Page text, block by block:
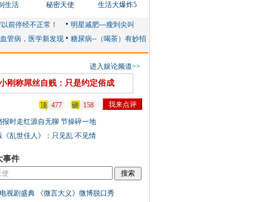
生活 秘密天使 生活大爆炸5
进入娱论频道>>
刚称屌丝自贱：只是约定俗成
顶 477 砸
158
报时走红源自无聊 节操碎一地
《乱世佳人》：只见乱 不见情
事件
视剧盛典
《微言大义》微博脱口秀